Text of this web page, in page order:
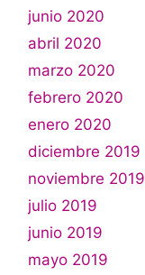
junio 2020
abril 2020
marzo 2020
febrero 2020
enero 2020
diciembre 2019
noviembre 2019
julio 2019
junio 2019
mayo 2019